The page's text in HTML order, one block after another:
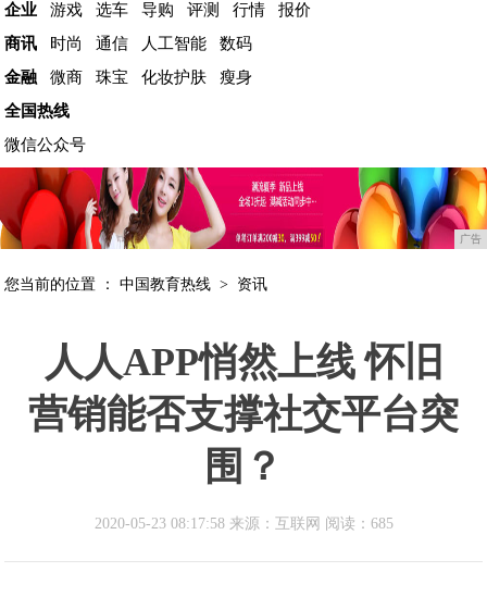
企业
游戏 选车 导购 评测 行情
报价
商讯
时尚 通信 人工智能
数码
金融
微商 珠宝 化妆护肤
瘦身
全国热线
微信公众号
广告
您当前的位置 ：中国教育热线 > 资讯
人人APP悄然上线 怀旧
营销能否支撑社交平台突
围？
2020-05-23 08:17:58 来源：互联网 阅读：685